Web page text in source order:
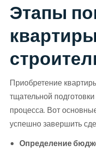
Этапы
Приобретение
тщательной
процесса. Вот
успешно завершить
Определение